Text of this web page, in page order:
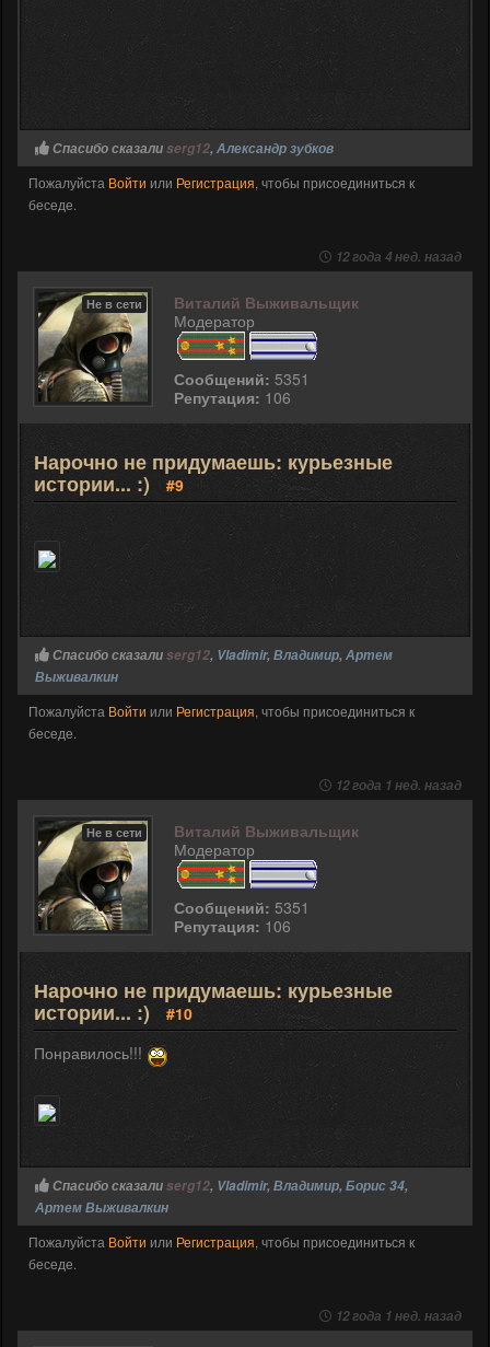
Спасибо сказалиserg12, Александр зубков
Пожалуйста Войти или Регистрация, чтобы присоединиться к
беседе.
12 года 4 нед. назад
Не в сети
Виталий Выживальщик
Модератор
Сообщений: 5351
Репутация: 106
Нарочно не придумаешь: курьезные
истории... :) #9
Спасибо сказалиserg12, Vladimir, Владимир, Артем
Выживалкин
Пожалуйста Войти или Регистрация, чтобы присоединиться к
беседе.
12 года 1 нед. назад
Не в сети
Виталий Выживальщик
Модератор
Сообщений: 5351
Репутация: 106
Нарочно не придумаешь: курьезные
истории... :)
#10
Понравилось!!!
Спасибо сказалиserg12, Vladimir, Владимир, Борис 34,
Артем Выживалкин
Пожалуйста Войти или Регистрация, чтобы присоединиться к
беседе.
12 года 1 нед. назад